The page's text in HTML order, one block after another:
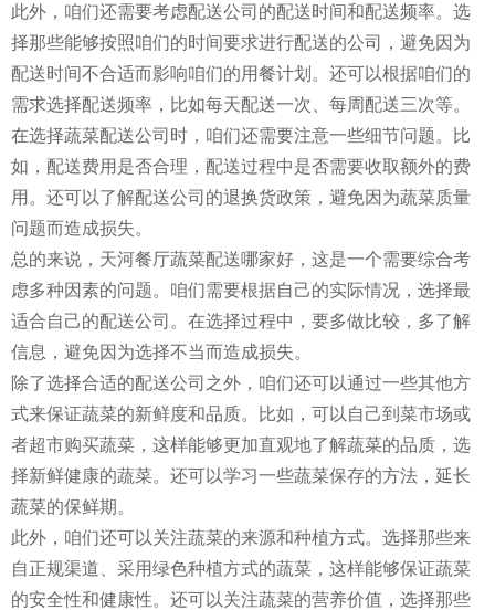
此外，咱们还需要考虑配送公司的配送时间和配送频率。选
择那些能够按照咱们的时间要求进行配送的公司，避免因为
配送时间不合适而影响咱们的用餐计划。还可以根据咱们的
需求选择配送频率，比如每天配送一次、每周配送三次等。
在选择蔬菜配送公司时，咱们还需要注意一些细节问题。比
如，配送费用是否合理，配送过程中是否需要收取额外的费
用。还可以了解配送公司的退换货政策，避免因为蔬菜质量
问题而造成损失。
总的来说，天河餐厅蔬菜配送哪家好，这是一个需要综合考
虑多种因素的问题。咱们需要根据自己的实际情况，选择最
适合自己的配送公司。在选择过程中，要多做比较，多了解
信息，避免因为选择不当而造成损失。
除了选择合适的配送公司之外，咱们还可以通过一些其他方
式来保证蔬菜的新鲜度和品质。比如，可以自己到菜市场或
者超市购买蔬菜，这样能够更加直观地了解蔬菜的品质，选
择新鲜健康的蔬菜。还可以学习一些蔬菜保存的方法，延长
蔬菜的保鲜期。
此外，咱们还可以关注蔬菜的来源和种植方式。选择那些来
自正规渠道、采用绿色种植方式的蔬菜，这样能够保证蔬菜
的安全性和健康性。还可以关注蔬菜的营养价值，选择那些